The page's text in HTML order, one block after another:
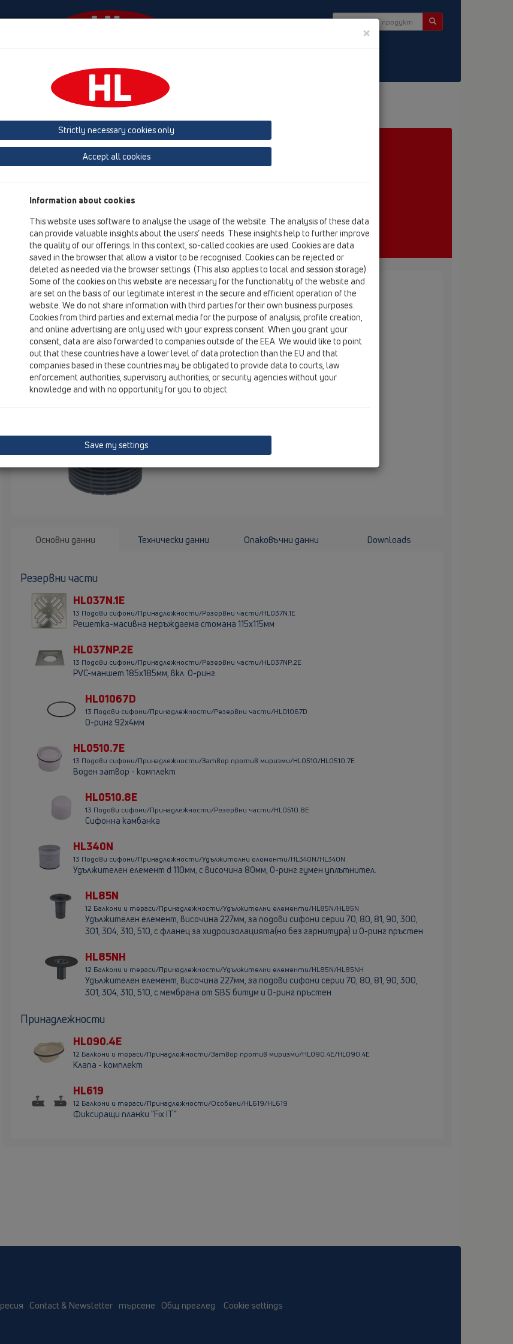
Фирма HL-House
Принадлежности Наставки HL37
преглед на продукта
13 Подови сифони
Наставки
HL37
HL37NP.1
HL37NP.1
Наставка от РР d 110мм/ PVC маншет 185х185мм,
неръждаема решетка 115х115мм, воден затвор.
Основни данни Технически данни Опаковъчни данни Downloads
Резервни части
HL037N.1E
13 Подови сифони/Принадлежности/Резервни части/HL037N.1E
Решетка-масивна неръждаема стомана 115х115мм
HL037NP.2E
13 Подови сифони/Принадлежности/Резервни части/HL037NP.2E
PVC-маншет 185х185мм, вкл. O-ринг
HL01067D
13 Подови сифони/Принадлежности/Резервни части/HL01067D
O-ринг 92х4мм
HL0510.7E
13 Подови сифони/Принадлежности/Затвор против миризми/HL0510/HL0510.7E
Воден затвор - комплект
HL0510.8E
13 Подови сифони/Принадлежности/Резервни части/HL0510.8E
Сифонна камбанка
HL340N
13 Подови сифони/Принадлежности/Удължителни елементи/HL340N/HL340N
Удължителен елемент d 110мм, с височина 80мм, О-ринг гумен уплътнител.
HL85N
12 Балкони и тераси/Принадлежности/Удължителни елементи/HL85N/HL85N
Удължителен елемент, височина 227мм, за подови сифони серии 70, 80, 81, 90, 300,
301, 304, 310, 510, с фланец за хидроизолацията(но без гарнитура) и О-ринг пръстен
HL85NH
12 Балкони и тераси/Принадлежности/Удължителни елементи/HL85N/HL85NH
Удължителен елемент, височина 227мм, за подови сифони серии 70, 80, 81, 90, 300,
301, 304, 310, 510, с мембрана oт SBS битум и О-ринг пръстен
Принадлежности
HL090.4E
12 Балкони и тераси/Принадлежности/Затвор против миризми/HL090.4E/HL090.4E
Клапа - комплект
HL619
12 Балкони и тераси/Принадлежности/Особени/HL619/HL619
Фиксиращи планки "Fix IT"
Contact & Newsletter търсене Общ преглед Cookie settings
×
Strictly necessary cookies only
Accept all cookies
Information about cookies
This website uses software to analyse the usage of the website. The analysis of these data
can provide valuable insights about the users’ needs. These insights help to further improve
the quality of our offerings. In this context, so-called cookies are used. Cookies are data
saved in the browser that allow a visitor to be recognised. Cookies can be rejected or
deleted as needed via the browser settings. (This also applies to local and session storage).
Some of the cookies on this website are necessary for the functionality of the website and
are set on the basis of our legitimate interest in the secure and efficient operation of the
website. We do not share information with third parties for their own business purposes.
Cookies from third parties and external media for the purpose of analysis, profile creation,
and online advertising are only used with your express consent. When you grant your
consent, data are also forwarded to companies outside of the EEA. We would like to point
out that these countries have a lower level of data protection than the EU and that
companies based in these countries may be obligated to provide data to courts, law
enforcement authorities, supervisory authorities, or security agencies without your
knowledge and with no opportunity for you to object.
Save my settings